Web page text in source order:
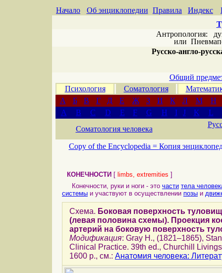
Начало Об энциклопедии Правила Индекс
Антропология:
или
Русско-англо-
Общий
Психология
Соматология
А
Б В Г Д Е Ж З И К Л М
Н
A
B C D E F G H I J K
L
Соматология человека
Copy of the Encyclopedia = Копия
КОНЕЧНОСТИ [ limbs, extremities ]
Конечности, руки и ноги - это части тела
системы и участвуют в осуществлении позы и
Схема. Боковая поверхность
(левая половина схемы). Проекция
артерий на боковую поверхность
Модификация: Gray H., (1821–1865),
Clinical Practice. 39th ed., Churchill
1600 p., см.: Анатомия человека: